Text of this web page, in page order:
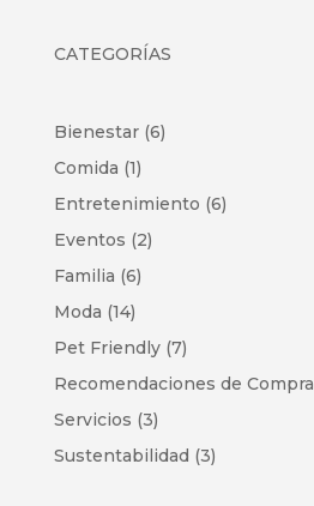
CATEGORÍAS
Bienestar(6)
Comida (1)
Entretenimiento (6)
Eventos (2)
Familia (6)
Moda (14)
Pet Friendly(7)
Recomendaciones de Compra
Servicios (3)
Sustentabilidad (3)